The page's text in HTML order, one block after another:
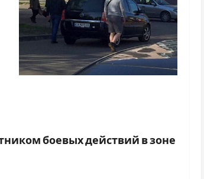
боевых действий в зоне